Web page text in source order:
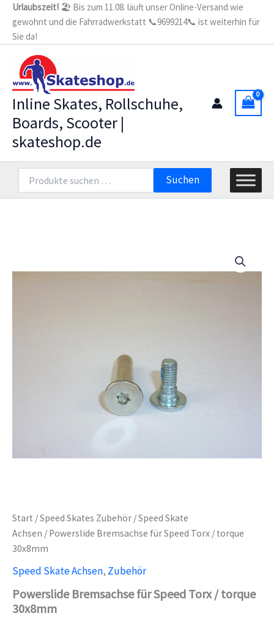
Zum
Inhalt
springen
Urlaubszeit! 🏖️ Bis zum 11.08. läuft unser Online-Versand wie
gewohnt und die Fahrradwerkstatt 📞9699214📞 ist weiterhin für
Sie da!
Inline Skates, Rollschuhe,
Boards, Scooter |
skateshop.de
nach:
Suchen
Start /Speed Skates Zubehör /Speed Skate
Achsen / Powerslide Bremsachse für Speed Torx / torque
30x8mm
Speed Skate Achsen, Zubehör
Powerslide Bremsachse für Speed Torx / torque
30x8mm
Speed
Torx
/
torque
30x8mm
Menge